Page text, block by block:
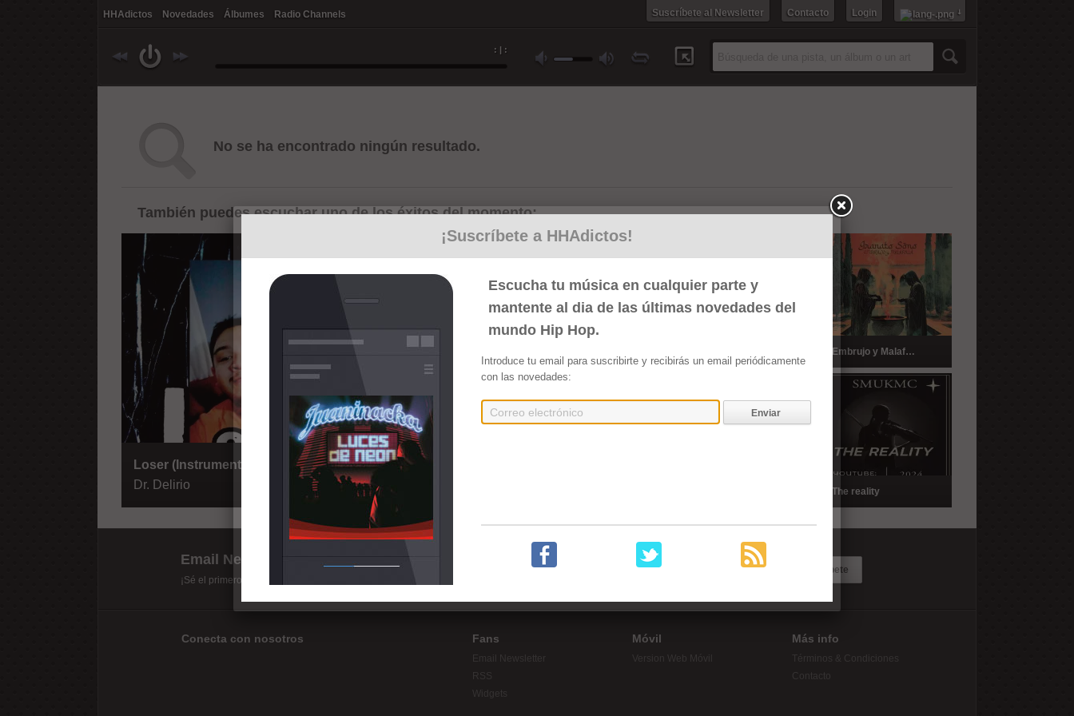
HHAdictos Novedades Álbumes Radio Channels Login
Contacto
Suscríbete al Newsletter
: | :
No se ha encontrado ningún resultado.
También puedes escuchar uno de los éxitos del momento:
Loser (Instrumentales)
Dr. Delirio
Embrujo y Malafollá
The reality
Email Newsletter
¡Sé el primero en recibir las últimas mixtapes de Hip Hop!
Suscríbete
Conecta con nosotros Fans
Email Newsletter
Móvil
Version Web Móvil
Más info
Términos & Condiciones
Contacto
¡Suscríbete a HHAdictos!
Escucha tu música en cualquier parte y
mantente al dia de las últimas novedades del
mundo Hip Hop.
Introduce tu email para suscribirte y recibirás un email periódicamente
con las novedades:
Enviar